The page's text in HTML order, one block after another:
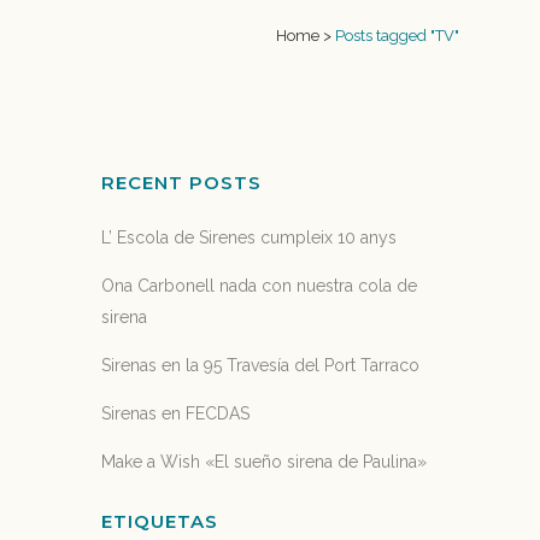
Home > Posts tagged "TV"
RECENT POSTS
L’ Escola de Sirenes cumpleix 10 anys
Ona Carbonell nada con nuestra cola de
sirena
Sirenas en la 95 Travesía del Port Tarraco
Sirenas en FECDAS
Make a Wish «El sueño sirena de Paulina»
ETIQUETAS